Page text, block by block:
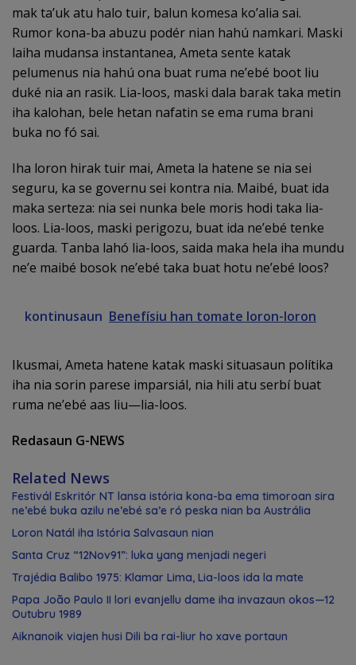
mak ta’uk atu halo tuir, balun komesa ko’alia sai.
Rumor kona-ba abuzu podér nian hahú namkari. Maski
laiha mudansa instantanea, Ameta sente katak
pelumenus nia hahú ona buat ruma ne’ebé boot liu
duké nia an rasik. Lia-loos, maski dala barak taka metin
iha kalohan, bele hetan nafatin se ema ruma brani
buka no fó sai.
Iha loron hirak tuir mai, Ameta la hatene se nia sei
seguru, ka se governu sei kontra nia. Maibé, buat ida
maka serteza: nia sei nunka bele moris hodi taka lia-
loos. Lia-loos, maski perigozu, buat ida ne’ebé tenke
guarda. Tanba lahó lia-loos, saida maka hela iha mundu
ne’e maibé bosok ne’ebé taka buat hotu ne’ebé loos?
kontinusaun Benefísiu han tomate loron-loron
Ikusmai, Ameta hatene katak maski situasaun polítika
iha nia sorin parese imparsiál, nia hili atu serbí buat
ruma ne’ebé aas liu—lia-loos.
Redasaun G-NEWS
Related News
Festivál Eskritór NT lansa istória kona-ba ema timoroan sira
ne’ebé buka azilu ne’ebé sa’e ró peska nian ba Austrália
Loron Natál iha Istória Salvasaun nian
Santa Cruz “12Nov91”: luka yang menjadi negeri
Trajédia Balibo 1975: Klamar Lima, Lia-loos ida la mate
Papa João Paulo II lori evanjellu dame iha invazaun okos—12
Outubru 1989
Aiknanoik viajen husi Dili ba rai-liur ho xave portaun